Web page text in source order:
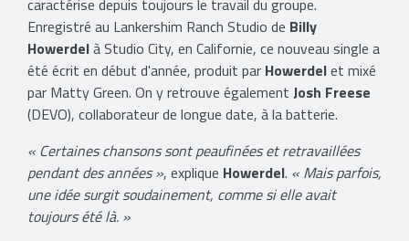
caractérise depuis toujours le travail du groupe.
Enregistré au Lankershim Ranch Studio de Billy
Howerdelà Studio City, en Californie, ce nouveau single a
été écrit en début d'année, produit par Howerdelet mixé
par Matty Green. On y retrouve également Josh Freese
(DEVO), collaborateur de longue date, à la batterie.
« Certaines chansons sont peaufinées et retravaillées
pendant des années », explique Howerdel. « Mais parfois,
une idée surgit soudainement, comme si elle avait
toujours été là. »